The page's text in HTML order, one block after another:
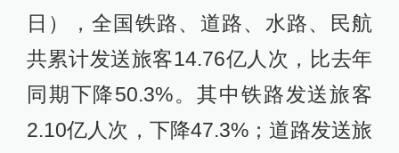
日），全国铁路、道路、水路、民航
共累计发送旅客14.76亿人次，比去年
同期下降50.3%。其中铁路发送旅客
2.10亿人次，下降47.3%；道路发送旅